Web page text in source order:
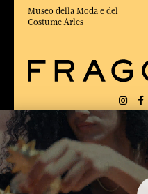
Museo della Moda e del
Costume Arles
CONSEGNA: FR